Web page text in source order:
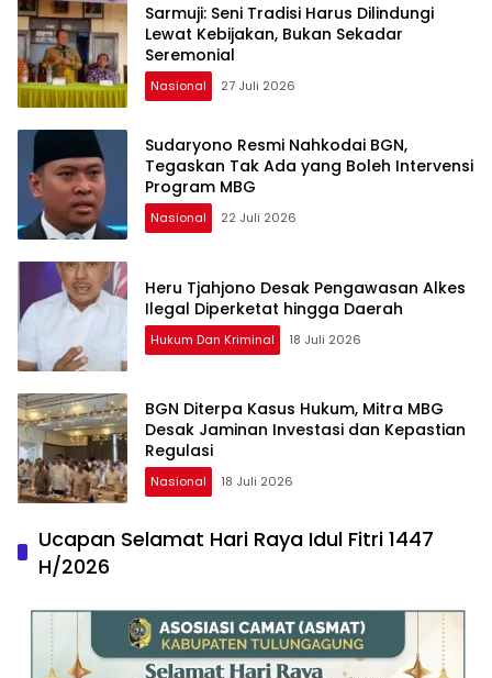
Sarmuji: Seni Tradisi Harus Dilindungi
Lewat Kebijakan, Bukan Sekadar
Seremonial
Nasional 27 Juli 2026
Sudaryono Resmi Nahkodai BGN,
Tegaskan Tak Ada yang Boleh Intervensi
Program MBG
Nasional 22 Juli 2026
Heru Tjahjono Desak Pengawasan Alkes
Ilegal Diperketat hingga Daerah
Hukum Dan Kriminal 18 Juli 2026
BGN Diterpa Kasus Hukum, Mitra MBG
Desak Jaminan Investasi dan Kepastian
Regulasi
Nasional 18 Juli 2026
Ucapan Selamat Hari Raya Idul Fitri 1447
H/2026